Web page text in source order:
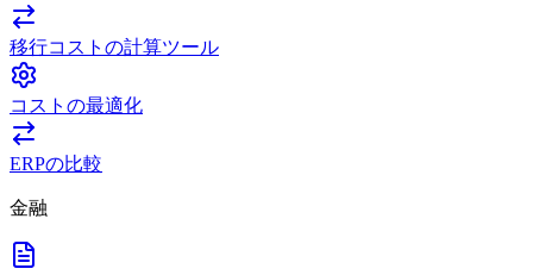
移行コストの計算ツール
コストの最適化
ERPの比較
金融